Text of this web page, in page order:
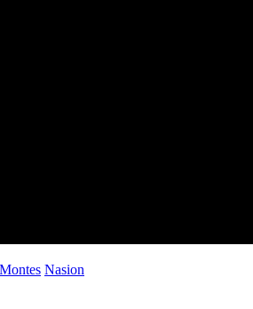
Nasion